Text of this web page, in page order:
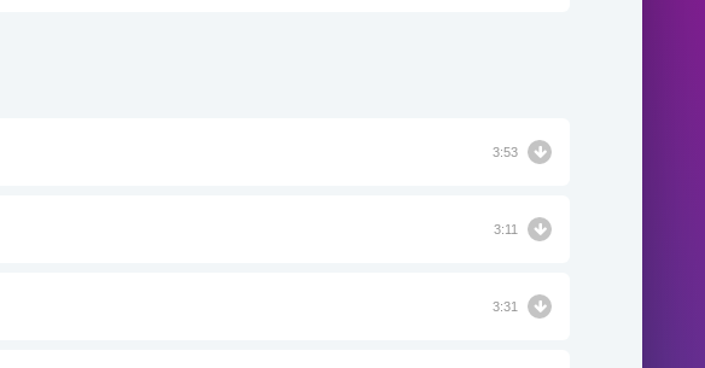
3:53
3:11
3:31